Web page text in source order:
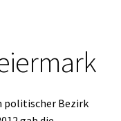
politischer Bezirk